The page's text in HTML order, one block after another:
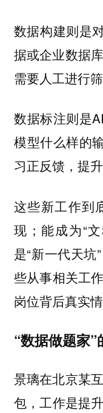
数据构建则是
据或企业数据
需要人工进行筛
数据标注则是
模型什么样的
习正反馈，提
这些新工作到
现；能成为“
是“新一代天坑
些从事相关工
岗位背后真实情
“数据做题家
景璃在北京某
包，工作是提